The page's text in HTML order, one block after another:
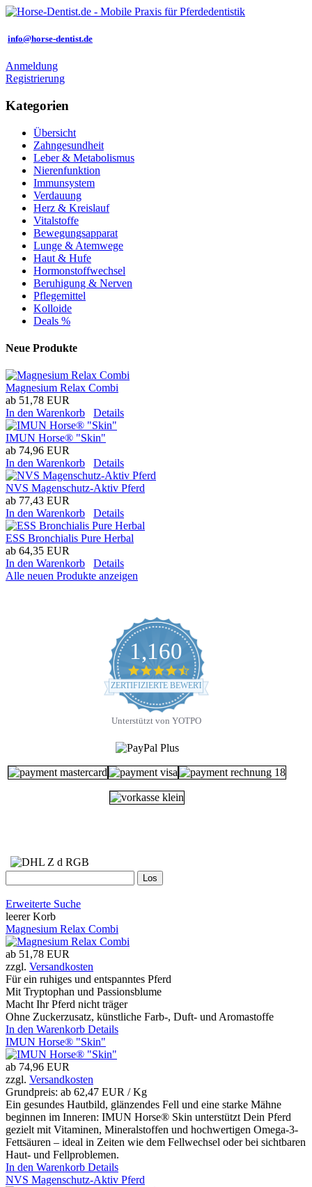
info@horse-dentist.de
Anmeldung
Registrierung
Kategorien
Übersicht
Zahngesundheit
Leber & Metabolismus
Nierenfunktion
Immunsystem
Verdauung
Herz & Kreislauf
Vitalstoffe
Bewegungsapparat
Lunge & Atemwege
Haut & Hufe
Hormonstoffwechsel
Beruhigung & Nerven
Pflegemittel
Kolloide
Deals %
Neue Produkte
Magnesium Relax Combi
ab 51,78 EUR
In den Warenkorb
Details
IMUN Horse® "Skin"
ab 74,96 EUR
In den Warenkorb
Details
NVS Magenschutz-Aktiv Pferd
ab 77,43 EUR
In den Warenkorb
Details
ESS Bronchialis Pure Herbal
ab 64,35 EUR
In den Warenkorb
Details
Alle neuen Produkte anzeigen
1,160
4.7
star
rating
ZERTIFIZIERTE BEWERTUNGEN
Unterstützt von YOTPO
Erweiterte Suche
leerer Korb
Magnesium Relax Combi
ab 51,78 EUR
zzgl. Versandkosten
Für ein ruhiges und entspanntes Pferd
Mit Tryptophan und Passionsblume
Macht Ihr Pferd nicht träger
Ohne Zuckerzusatz, künstliche Farb-, Duft- und Aromastoffe
In den Warenkorb Details
IMUN Horse® "Skin"
ab 74,96 EUR
zzgl. Versandkosten
Grundpreis: ab 62,47 EUR / Kg
Ein gesundes Hautbild, glänzendes Fell und eine starke Mähne
beginnen im Inneren: IMUN Horse® Skin unterstützt Dein Pferd
gezielt mit Vitaminen, Mineralstoffen und hochwertigen Omega-3-
Fettsäuren – ideal in Zeiten wie dem Fellwechsel oder bei sichtbaren
Haut- und Fellproblemen.
In den Warenkorb Details
NVS Magenschutz-Aktiv Pferd